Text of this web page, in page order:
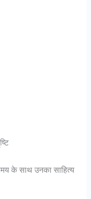
के साथ उनका साहित्य